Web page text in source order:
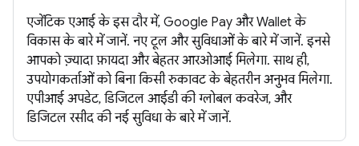
एजेंटिक एआई के इस दौर में, Google Pay और Wallet के
विकास के बारे में जानें. नए टूल और सुविधाओं के बारे में जानें. इनसे
आपको ज़्यादा फ़ायदा और बेहतर आरओआई मिलेगा. साथ ही,
उपयोगकर्ताओं को बिना किसी रुकावट के बेहतरीन अनुभव मिलेगा.
एपीआई अपडेट, डिजिटल आईडी की ग्लोबल कवरेज, और
डिजिटल रसीद की नई सुविधा के बारे में जानें.